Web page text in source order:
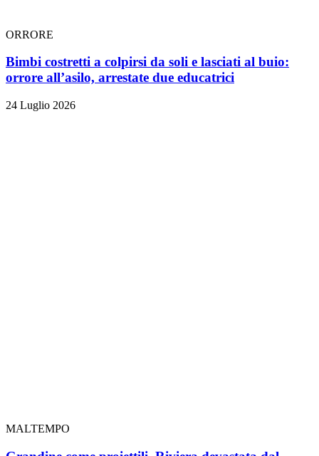
ORRORE
Bimbi costretti a colpirsi da soli e lasciati al buio:
orrore all’asilo, arrestate due educatrici
24 Luglio 2026
MALTEMPO